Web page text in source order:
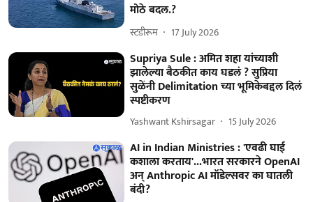
मोठे बदल.?
स्टडीरूम 17 July 2026
Supriya Sule : अमित शहा यांच्याशी
झालेल्या बैठकीत काय घडलं ? सुप्रिया
सुळेंनी Delimitation च्या भूमिकेबद्दल दिलं
स्पष्टीकरण
Yashwant Kshirsagar 15 July 2026
AI in Indian Ministries : 'एवढी घाई
कशाला करताय'...भारत सरकारने OpenAI
अन् Anthropic AI मॉडेल्सवर का घातली
बंदी?